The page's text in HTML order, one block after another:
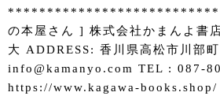
の本屋さん ] 株式会社かまんよ
大 ADDRESS: 香川県高松市川部
info@kamanyo.com TEL : 087-
https://www.kagawa-books.shop/